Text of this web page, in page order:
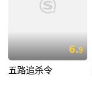
6.9
五路追杀令